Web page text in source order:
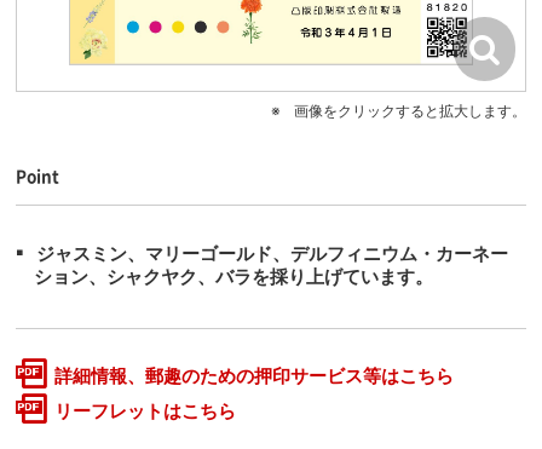
画像をクリックすると拡大します。
Point
ジャスミン、マリーゴールド、デルフィニウム・カーネー
ション、シャクヤク、バラを採り上げています。
詳細情報、郵趣のための押印サービス等はこちら
リーフレットはこちら